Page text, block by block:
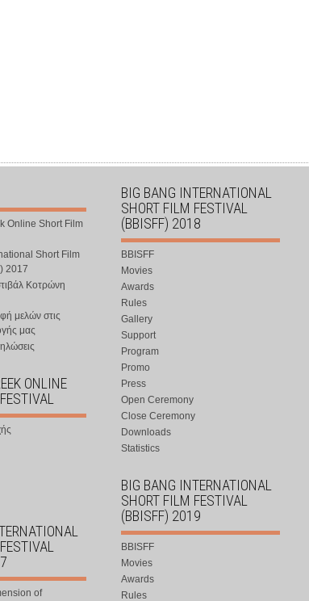
Online Short Film
Short Film
2017
Κοτρώνη
μελών στις
μας
ONLINE
of
BIG BANG INTERNATIONAL
SHORT FILM FESTIVAL
(BBISFF) 2018
BBISFF
Movies
Awards
Rules
Gallery
Support
Program
Promo
Press
Open Ceremony
Close Ceremony
Downloads
Statistics
BIG BANG INTERNATIONAL
SHORT FILM FESTIVAL
(BBISFF) 2019
BBISFF
Movies
Awards
Rules